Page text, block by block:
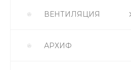
ВЕНТИЛЯЦИЯ
АРХИФ